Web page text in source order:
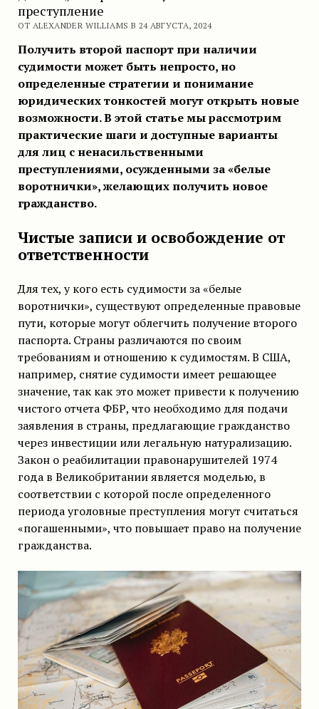
преступление
ОТ ALEXANDER WILLIAMS В 24 АВГУСТА, 2024
Получить второй паспорт при наличии
судимости может быть непросто, но
определенные стратегии и понимание
юридических тонкостей могут открыть новые
возможности. В этой статье мы рассмотрим
практические шаги и доступные варианты
для лиц с ненасильственными
преступлениями, осужденными за «белые
воротнички», желающих получить новое
гражданство.
Чистые записи и освобождение от
ответственности
Для тех, у кого есть судимости за «белые
воротнички», существуют определенные правовые
пути, которые могут облегчить получение второго
паспорта. Страны различаются по своим
требованиям и отношению к судимостям. В США,
например, снятие судимости имеет решающее
значение, так как это может привести к получению
чистого отчета ФБР, что необходимо для подачи
заявления в страны, предлагающие гражданство
через инвестиции или легальную натурализацию.
Закон о реабилитации правонарушителей 1974
года в Великобритании является моделью, в
соответствии с которой после определенного
периода уголовные преступления могут считаться
«погашенными», что повышает право на получение
гражданства.